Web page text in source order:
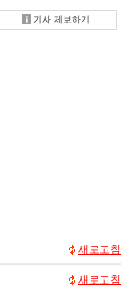
기사 제보하기
새로고침
새로고침